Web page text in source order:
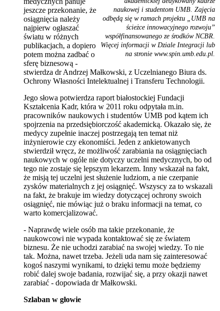
naukowej i studentom UMB. Zajęcia
odbędą się w ramach projektu „UMB na
ścieżce innowacyjnego rozwoju”
współfinansowanego ze środków NCBR.
Więcej informacji w Dziale Integracji lub
na stronie www.spin.umb.edu.pl.
jeszcze przekonanie, że
osiągnięcia należy
najpierw ogłaszać
światu w różnych
publikacjach, a dopiero
potem można zadbać o
sferę biznesową -
stwierdza dr Andrzej Małkowski, z Uczelnianego Biura ds.
Ochrony Własności Intelektualnej i Transferu Technologii.
Jego słowa potwierdza raport białostockiej Fundacji
Kształcenia Kadr, która w 2011 roku odpytała m.in.
pracowników naukowych i studentów UMB pod kątem ich
spojrzenia na przedsiębiorczość akademicką. Okazało się, że
medycy zupełnie inaczej postrzegają ten temat niż
inżynierowie czy ekonomiści. Jeden z ankietowanych
stwierdził wręcz, że możliwość zarabiania na osiągnięciach
naukowych w ogóle nie dotyczy uczelni medycznych, bo od
tego nie zostaje się lepszym lekarzem. Inny wskazał na fakt,
że misją tej uczelni jest służenie ludziom, a nie czerpanie
zysków materialnych z jej osiągnięć. Wszyscy za to wskazali
na fakt, że brakuje im wiedzy dotyczącej ochrony swoich
osiągnięć, nie mówiąc już o braku informacji na temat, co
warto komercjalizować.
- Naprawdę wiele osób ma takie przekonanie, że
naukowcowi nie wypada kontaktować się ze światem
biznesu. Że nie uchodzi zarabiać na swojej wiedzy. To nie
tak. Można, nawet trzeba. Jeżeli uda nam się zainteresować
kogoś naszymi wynikami, to dzięki temu może będziemy
robić dalej swoje badania, rozwijać się, a przy okazji nawet
zarabiać - dopowiada dr Małkowski.
Szlaban w głowie